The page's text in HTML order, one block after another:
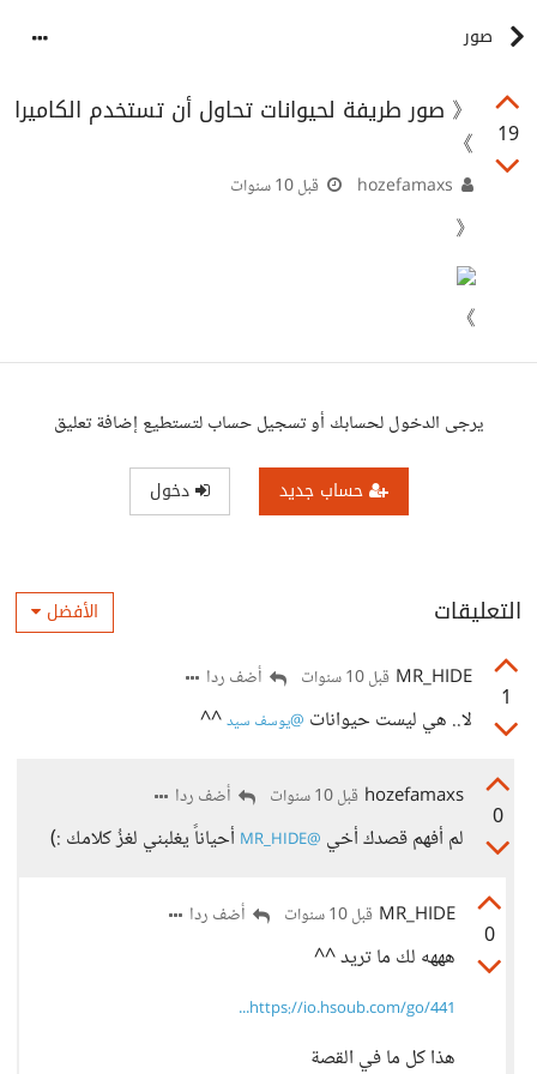
صور
19
《 صور طريفة لحيوانات تحاول أن تستخدم الكاميرا
》
قبل 10 سنوات
《
》
يرجى الدخول لحسابك أو تسجيل حساب لتستطيع إضافة تعليق
حساب جديد دخول
التعليقات الأفضل
1
MR_HIDE قبل 10 سنوات أضف ردا
لا.. هي ليست حيوانات @يوسف سيد^^
0
hozefamaxs قبل 10 سنوات أضف ردا
لم أفهم قصدك أخي @MR_HIDE أحياناً يغلبني لغزُ كلامك :)
0
MR_HIDE قبل 10 سنوات أضف ردا
هههه لك ما تريد ^^
https://io.hsoub.com/go/441...
هذا كل ما في القصة